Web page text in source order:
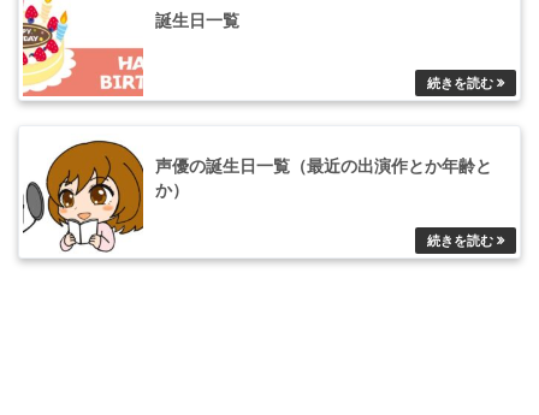
誕生日一覧
声優の誕生日一覧（最近の出演作とか年齢と
か）